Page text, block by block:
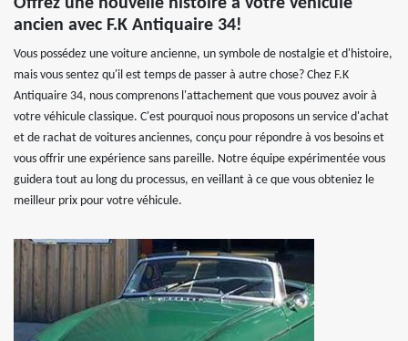
Offrez une nouvelle histoire à votre véhicule
ancien avec F.K Antiquaire 34!
Vous possédez une voiture ancienne, un symbole de nostalgie et d'histoire,
mais vous sentez qu'il est temps de passer à autre chose? Chez F.K
Antiquaire 34, nous comprenons l'attachement que vous pouvez avoir à
votre véhicule classique. C'est pourquoi nous proposons un service d'achat
et de rachat de voitures anciennes, conçu pour répondre à vos besoins et
vous offrir une expérience sans pareille. Notre équipe expérimentée vous
guidera tout au long du processus, en veillant à ce que vous obteniez le
meilleur prix pour votre véhicule.